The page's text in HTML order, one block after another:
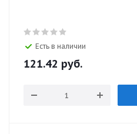
Есть в наличии
121.42 руб.